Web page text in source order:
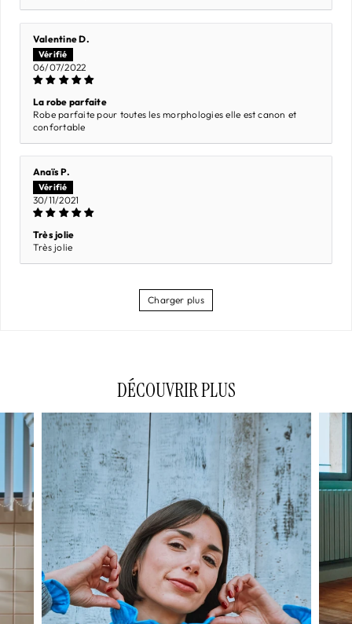
Valentine D.
06/07/2022
La robe parfaite
Robe parfaite pour toutes les morphologies elle est canon et
confortable
Anaïs P.
30/11/2021
Très jolie
Très jolie
Charger plus
DÉCOUVRIR PLUS